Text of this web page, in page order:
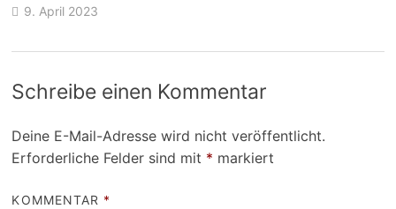
9. April 2023
Schreibe einen Kommentar
Deine E-Mail-Adresse wird nicht veröffentlicht.
Erforderliche Felder sind mit * markiert
KOMMENTAR *